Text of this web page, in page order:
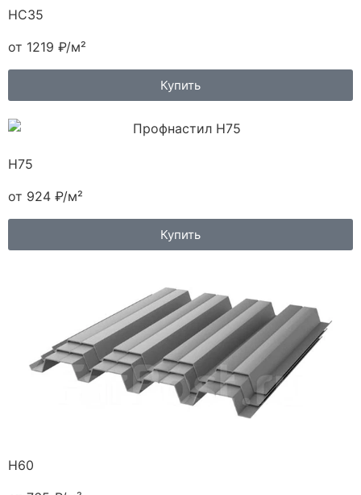
HC35
от 1219 ₽/м²
Купить
H75
от 924 ₽/м²
Купить
H60